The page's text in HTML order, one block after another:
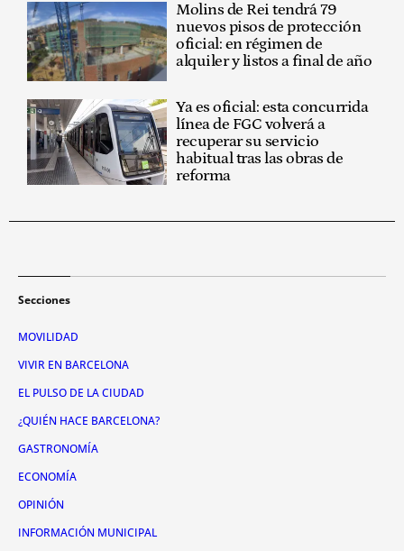
Molins de Rei tendrá 79
nuevos pisos de protección
oficial: en régimen de
alquiler y listos a final de año
Ya es oficial: esta concurrida
línea de FGC volverá a
recuperar su servicio
habitual tras las obras de
reforma
Secciones
MOVILIDAD
VIVIR EN BARCELONA
EL PULSO DE LA CIUDAD
¿QUIÉN HACE BARCELONA?
GASTRONOMÍA
ECONOMÍA
OPINIÓN
INFORMACIÓN MUNICIPAL